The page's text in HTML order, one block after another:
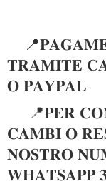
𝐓𝐑𝐀𝐌𝐈𝐓𝐄
𝐎 𝐏𝐀𝐘𝐏𝐀𝐋
📍𝐏𝐄𝐑
𝐂𝐀𝐌𝐁𝐈 𝐎
𝐍𝐎𝐒𝐓𝐑𝐎
𝐖𝐇𝐀𝐓𝐒𝐀𝐏𝐏